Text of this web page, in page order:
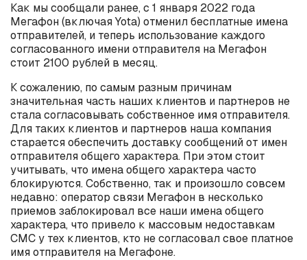
Как мы сообщали ранее, с 1 января 2022 года
Мегафон (включая Yota) отменил бесплатные имена
отправителей, и теперь использование каждого
согласованного имени отправителя на Мегафон
стоит 2100 рублей в месяц.
К сожалению, по самым разным причинам
значительная часть наших клиентов и партнеров не
стала согласовывать собственное имя отправителя.
Для таких клиентов и партнеров наша компания
старается обеспечить доставку сообщений от имен
отправителя общего характера. При этом стоит
учитывать, что имена общего характера часто
блокируются. Собственно, так и произошло совсем
недавно: оператор связи Мегафон в несколько
приемов заблокировал все наши имена общего
характера, что привело к массовым недоставкам
СМС у тех клиентов, кто не согласовал свое платное
имя отправителя на Мегафоне.